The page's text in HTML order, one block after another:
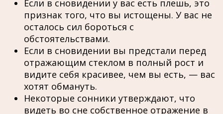
Если в сновидении у вас есть плешь, это
признак того, что вы истощены. У вас не
осталось сил бороться с
обстоятельствами.
Если в сновидении вы предстали перед
отражающим стеклом в полный рост и
видите себя красивее, чем вы есть, — вас
хотят обмануть.
Некоторые сонники утверждают, что
видеть во сне собственное отражение в